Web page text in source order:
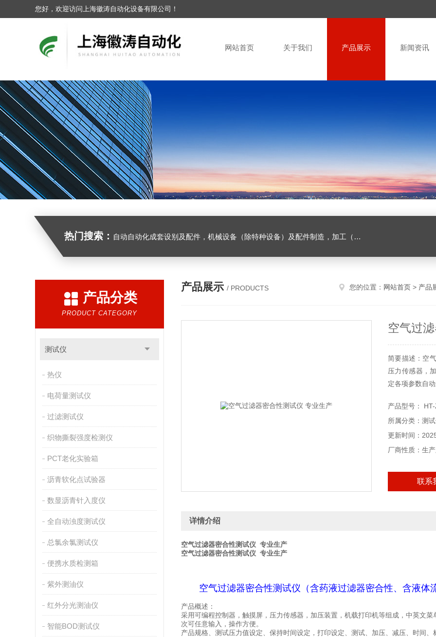
您好，欢迎访问上海徽涛自动化设备有限公司！
网站首页 关于我们 产品展示 新闻资讯
热门搜索： 自动自动化成套设别及配件，机械设备（除特种设备）及配件制造，加工（以上限分支机构经营），设计，批发，零售，模具，五金制品，工具加工（限分支机构经营），设计，批发，零售。五金交电，金属材料，金属制品，不锈钢制品，建筑材料，钢材，橡塑制品，环保设备，润滑剂，汽车配件，摩托车配件的批发，零售。（企业经营涉及行政许可的，凭许可证件经营）化成套设别及配件，机械设备（除特种设备）及配件制造，加工（以上限分支机构经营），设计，批发，零售，模具，五金制品，工具加工（限分支机构经营），设计，批发，零售。五金交电，金属材料，金属制品，不锈钢制品，建筑材料，钢材，橡塑制品，环保设备，润滑剂，汽车配件，摩托车配件的批发，零售。（企业经营涉及行政许可的，凭许可证件经营）
产品分类
PRODUCT CATEGORY
测试仪
热仪
电荷量测试仪
过滤测试仪
织物撕裂强度检测仪
PCT老化实验箱
沥青软化点试验器
数显沥青针入度仪
全自动浊度测试仪
总氯余氯测试仪
便携水质检测箱
紫外测油仪
红外分光测油仪
智能BOD测试仪
产品展示 / PRODUCTS 您的位置： 网站首页 > 产品
空气过
简要描述：空
压力传感器，
定各项参数自
产品型号：
所属分类：测
更新时间：
厂商性质：生
联系
详情介绍
空气过滤器密合性测试仪 专业生产
空气过滤器密合性测试仪 专业生产
空气过滤器密合性测试仪（含药液过滤器密合性、含液体
产品概述：
采用可编程控制器，触摸屏，压力传感器，加压装置，机载打印机等组成，中英文
次可任意输入，操作方便。
产品规格、 测试压力值设定、 保持时间设定， 打印设定、测试、 加压、 减压、时间、